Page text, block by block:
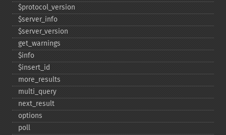
$protocol_​version
$server_​info
$server_​version
get_​warnings
$info
$insert_​id
more_​results
multi_​query
next_​result
options
poll